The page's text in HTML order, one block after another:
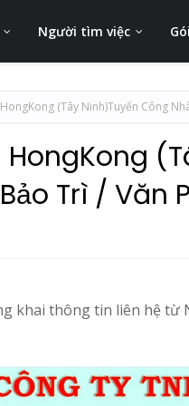
Người tìm việc
HongKong (Tây Ninh)Tuyển Công
HongKong
Trì / Văn
khai thông tin liên hệ từ